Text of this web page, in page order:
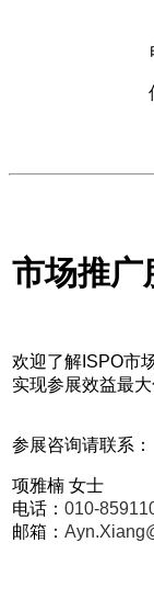
市场推广
欢迎了解ISPO市
实现参展效益最大
参展咨询请联系：
项雅楠 女士
电话： 010-
邮箱：